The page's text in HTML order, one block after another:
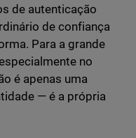
de autenticação
de confiança
Para a grande
no
é apenas uma
— é a própria